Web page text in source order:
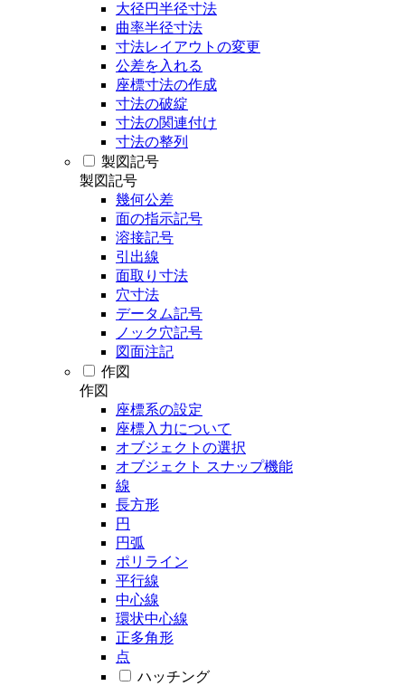
大径円半径寸法
曲率半径寸法
寸法レイアウトの変更
公差を入れる
座標寸法の作成
寸法の破綻
寸法の関連付け
寸法の整列
製図記号
製図記号
幾何公差
面の指示記号
溶接記号
引出線
面取り寸法
穴寸法
データム記号
ノック穴記号
図面注記
作図
作図
座標系の設定
座標入力について
オブジェクトの選択
オブジェクト スナップ機能
線
長方形
円
円弧
ポリライン
平行線
中心線
環状中心線
正多角形
点
ハッチング